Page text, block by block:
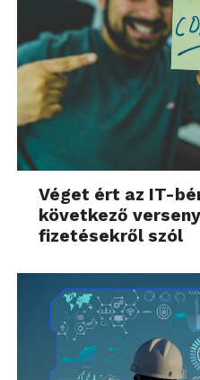
Véget ért az IT-
következő
fizetésekről szól